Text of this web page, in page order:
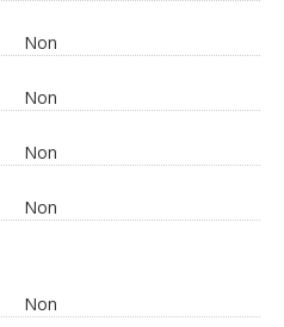
Non
Non
Non
Non
Non